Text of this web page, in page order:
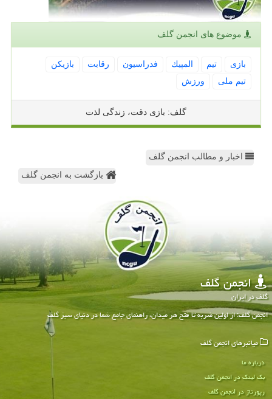
موضوع های انجمن گلف
بازی تیم المپیك فدراسیون رقابت
بازیكن
تیم ملی
ورزش
گلف: بازی دقت، زندگی لذت
اخبار و مطالب انجمن گلف
بازگشت به انجمن گلف
انجمن گلف
گلف در ایران
انجمن گلف: از اولین ضربه تا فتح هر میدان، راهنمای جامع شما در دنیای سبز گلف
میانبرهای انجمن گلف
درباره ما
بک لینک در انجمن گلف
رپورتاژ در انجمن گلف